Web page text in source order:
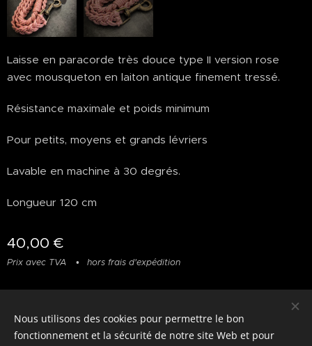
Laisse en paracorde très douce type II version rose
avec mousqueton en laiton antique finement tressé.
Résistance maximale et poids minimum
Pour petits, moyens et grands lévriers
Lavable en machine à 30 degrés.
Longueur 120 cm
40,00 €
Prix avec TVA hors frais d'expédition
© photostylist.it- 2026 All rights reserved Cookies
Nous utilisons des cookies pour permettre le bon
fonctionnement et la sécurité de notre site Web et pour